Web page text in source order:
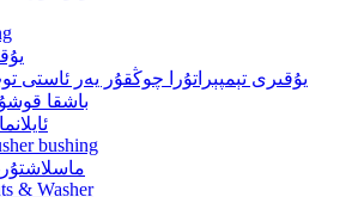
يۇقىرى تېمپېراتۇرا چوڭقۇر يەر ئاستى
باشقا
bushing
& Washer